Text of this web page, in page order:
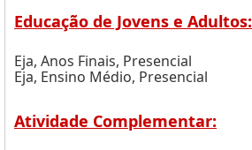
Educação de Jovens e Adultos:
Eja, Anos Finais, Presencial
Eja, Ensino Médio, Presencial
Atividade Complementar: